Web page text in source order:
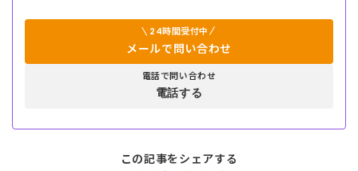
24時間受付中
メールで問い合わせ
電話で問い合わせ
電話する
この記事をシェアする